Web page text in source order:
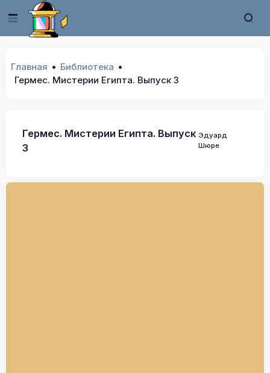
Главная
Библиотека
Гермес. Мистерии Египта. Выпуск 3
Гермес. Мистерии Египта. Выпуск
3
Эдуард
Шюре